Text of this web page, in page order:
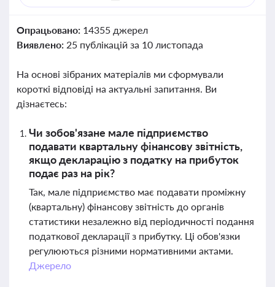
Опрацьовано: 14355 джерел
Виявлено: 25 публікацій за 10 листопада
На основі зібраних матеріалів ми сформували
короткі відповіді на актуальні запитання. Ви
дізнаєтесь:
Чи зобов'язане мале підприємство
подавати квартальну фінансову звітність,
якщо декларацію з податку на прибуток
подає раз на рік?
Так, мале підприємство має подавати проміжну
(квартальну) фінансову звітність до органів
статистики незалежно від періодичності подання
податкової декларації з прибутку. Ці обов'язки
регулюються різними нормативними актами.
Джерело